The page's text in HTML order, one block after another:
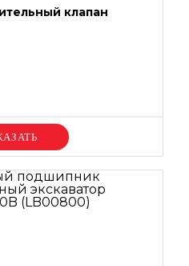
клапан
цену